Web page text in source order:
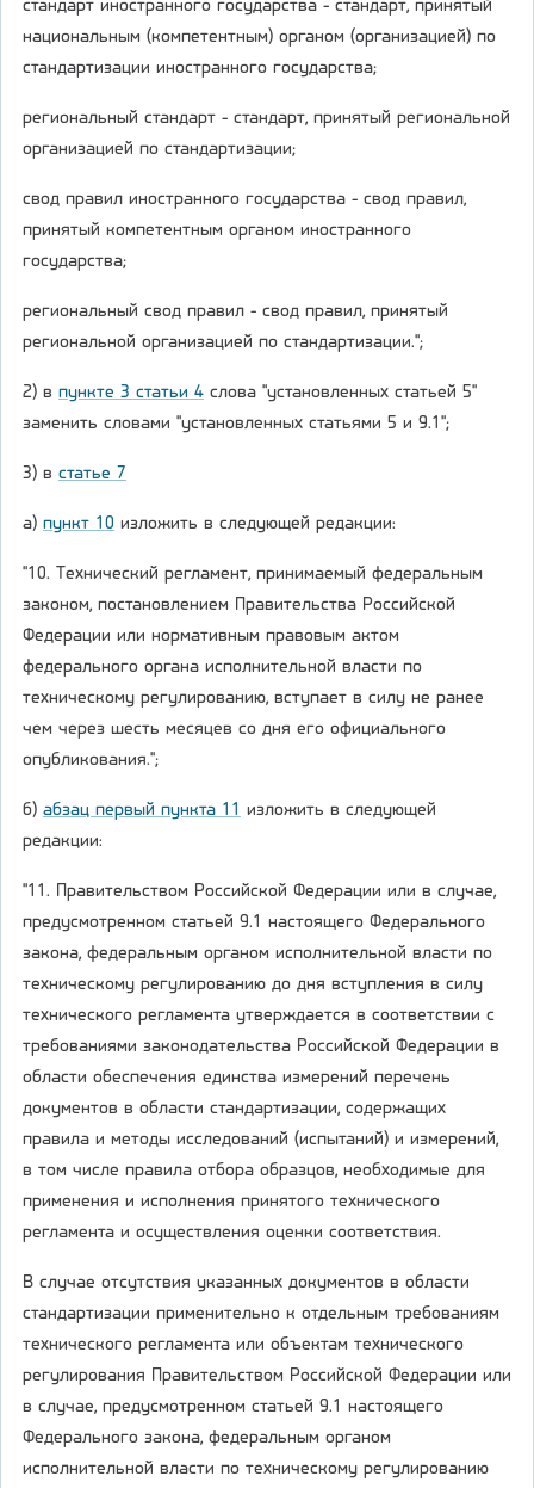
стандарт иностранного государства - стандарт, принятый
национальным (компетентным) органом (организацией) по
стандартизации иностранного государства;
региональный стандарт - стандарт, принятый региональной
организацией по стандартизации;
свод правил иностранного государства - свод правил,
принятый компетентным органом иностранного
государства;
региональный свод правил - свод правил, принятый
региональной организацией по стандартизации.";
2) в пункте 3 статьи 4 слова "установленных статьей 5"
заменить словами "установленных статьями 5 и 9.1";
3) в статье 7
а) пункт 10 изложить в следующей редакции:
"10. Технический регламент, принимаемый федеральным
законом, постановлением Правительства Российской
Федерации или нормативным правовым актом
федерального органа исполнительной власти по
техническому регулированию, вступает в силу не ранее
чем через шесть месяцев со дня его официального
опубликования.";
б) абзац первый пункта 11 изложить в следующей
редакции:
"11. Правительством Российской Федерации или в случае,
предусмотренном статьей 9.1 настоящего Федерального
закона, федеральным органом исполнительной власти по
техническому регулированию до дня вступления в силу
технического регламента утверждается в соответствии с
требованиями законодательства Российской Федерации в
области обеспечения единства измерений перечень
документов в области стандартизации, содержащих
правила и методы исследований (испытаний) и измерений,
в том числе правила отбора образцов, необходимые для
применения и исполнения принятого технического
регламента и осуществления оценки соответствия.
В случае отсутствия указанных документов в области
стандартизации применительно к отдельным требованиям
технического регламента или объектам технического
регулирования Правительством Российской Федерации или
в случае, предусмотренном статьей 9.1 настоящего
Федерального закона, федеральным органом
исполнительной власти по техническому регулированию